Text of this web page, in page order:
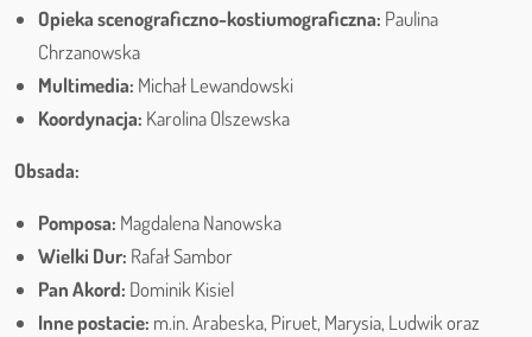
Opieka scenograficzno-kostiumograficzna: Paulina
Chrzanowska
Multimedia: Michał Lewandowski
Koordynacja: Karolina Olszewska
Obsada:
Pomposa: Magdalena Nanowska
Wielki Dur: Rafał Sambor
Pan Akord: Dominik Kisiel
Inne postacie: m.in. Arabeska, Piruet, Marysia, Ludwik oraz